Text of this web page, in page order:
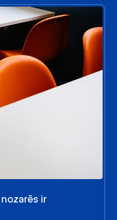
ir